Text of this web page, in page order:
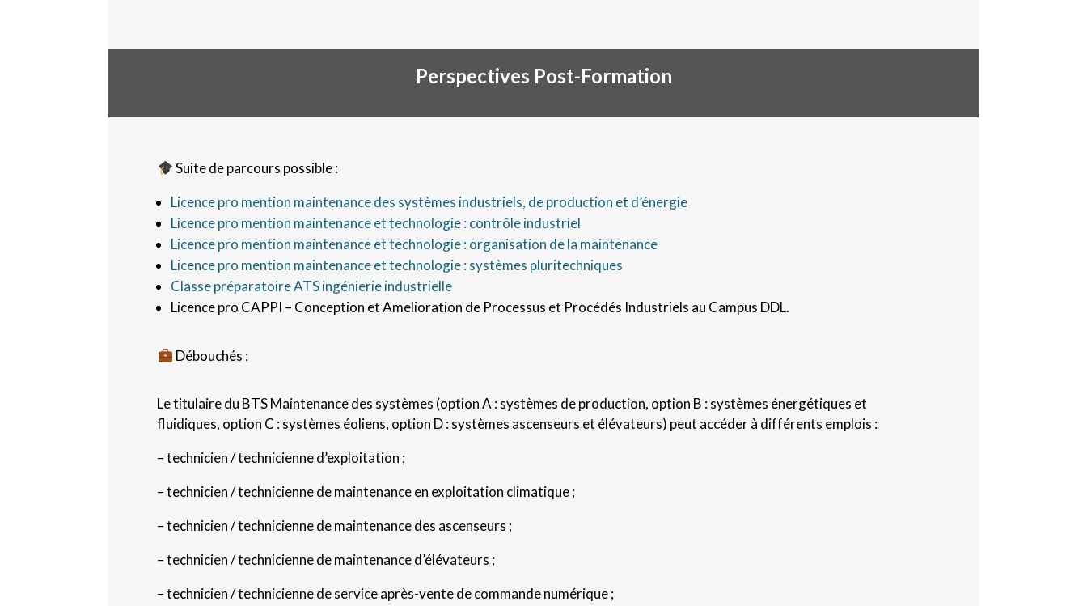
Perspectives Post-Formation
Suite de parcours possible :
Licence pro mention maintenance des systèmes industriels, de production et d’énergie
Licence pro mention maintenance et technologie : contrôle industriel
Licence pro mention maintenance et technologie : organisation de la maintenance
Licence pro mention maintenance et technologie : systèmes pluritechniques
Classe préparatoire ATS ingénierie industrielle
Licence pro CAPPI – Conception et Amelioration de Processus et Procédés Industriels au Campus DDL.
Débouchés :
Le titulaire du BTS Maintenance des systèmes (option A : systèmes de production, option B : systèmes énergétiques et
fluidiques, option C : systèmes éoliens, option D : systèmes ascenseurs et élévateurs) peut accéder à différents emplois :
– technicien / technicienne d’exploitation ;
– technicien / technicienne de maintenance en exploitation climatique ;
– technicien / technicienne de maintenance des ascenseurs ;
– technicien / technicienne de maintenance d’élévateurs ;
– technicien / technicienne de service après-vente de commande numérique ;